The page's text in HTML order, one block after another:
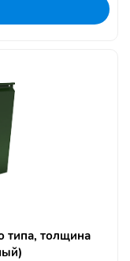
типа, толщина